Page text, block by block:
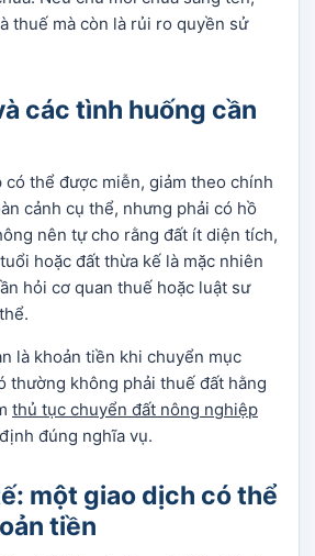
thuế mà còn là rủi ro quyền sử
các tình huống cần
thể được miễn, giảm theo chính
cảnh cụ thể, nhưng phải có hồ
nên tự cho rằng đất ít diện tích,
hoặc đất thừa kế là mặc nhiên
hỏi cơ quan thuế hoặc luật sư
là khoản tiền khi chuyển mục
thường không phải thuế đất hằng
thủ tục chuyển đất nông nghiệp
đúng nghĩa vụ.
một giao dịch có thể
tiền